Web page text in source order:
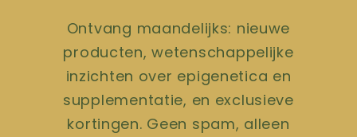
Ontvang maandelijks: nieuwe
producten, wetenschappelijke
inzichten over epigenetica en
supplementatie, en exclusieve
kortingen. Geen spam, alleen